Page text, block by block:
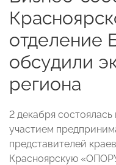
отделение
обсудили
региона
2 декабря
участием
представителей
Красноярскую